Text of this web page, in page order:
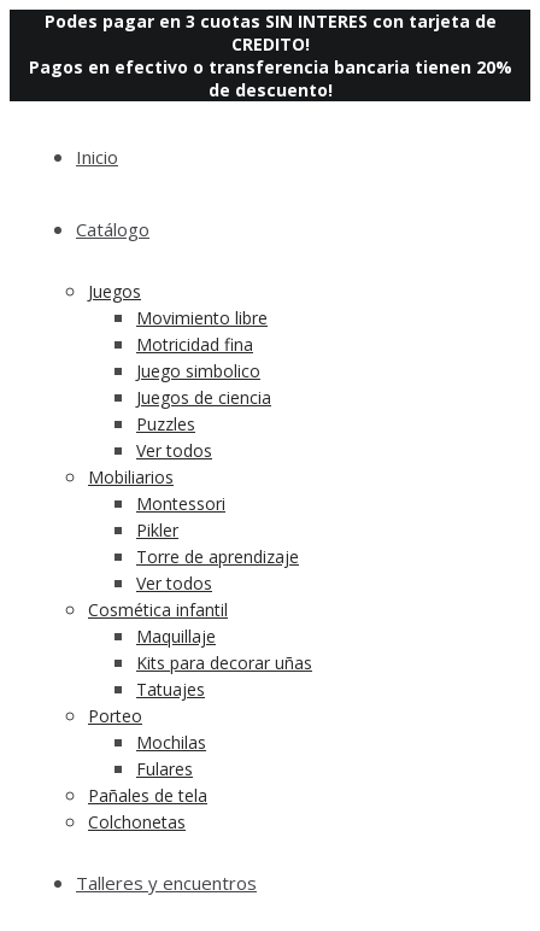
Podes pagar en 3 cuotas SIN INTERES con tarjeta de
CREDITO!
Pagos en efectivo o transferencia bancaria tienen 20%
de descuento!
Inicio
Catálogo
Juegos
Movimiento libre
Motricidad fina
Juego simbolico
Juegos de ciencia
Puzzles
Ver todos
Mobiliarios
Montessori
Pikler
Torre de aprendizaje
Ver todos
Cosmética infantil
Maquillaje
Kits para decorar uñas
Tatuajes
Porteo
Mochilas
Fulares
Pañales de tela
Colchonetas
Talleres y encuentros